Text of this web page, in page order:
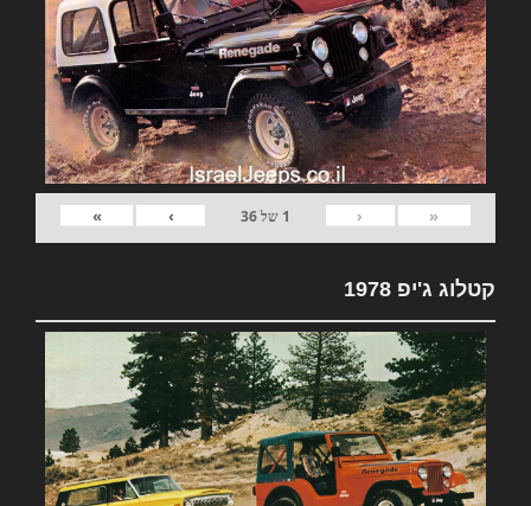
«
‹
1 של36
›
»
קטלוג ג'יפ 1978